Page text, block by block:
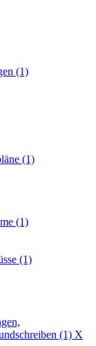
(1)
(1)
(1)
(1)
(1) X